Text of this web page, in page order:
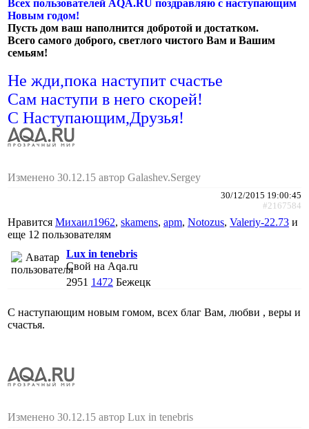
Всех пользователей AQA.RU поздравляю c наступающим
Новым годом!
Пусть дом ваш наполнится добротой и достатком.
Всего самого доброго, светлого чистого Вам и Вашим
семьям!
Не жди,пока наступит счастье
Сам наступи в него скорей!
С Наступающим,Друзья!
Изменено 30.12.15 автор Galashev.Sergey
30/12/2015 19:00:45
#2167584
Нравится Михаил1962, skamens, apm, Notozus, Valeriy-22.73 и
еще 12 пользователям
Lux in tenebris
Свой на Aqa.ru
2951 1472 Бежецк
С наступающим новым гомом, всех благ Вам, любви , веры и
счастья.
Изменено 30.12.15 автор Lux in tenebris